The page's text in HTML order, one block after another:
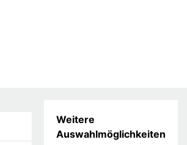
Weitere
Auswahlmöglichkeiten